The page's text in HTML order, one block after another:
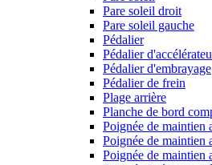
Pare soleil droit
Pare soleil gauche
Pédalier
Pédalier
Pédalier d'embrayage
Pédalier de frein
Plage arrière
Planche de bord
Poignée de maintien
Poignée de maintien
Poignée de maintien